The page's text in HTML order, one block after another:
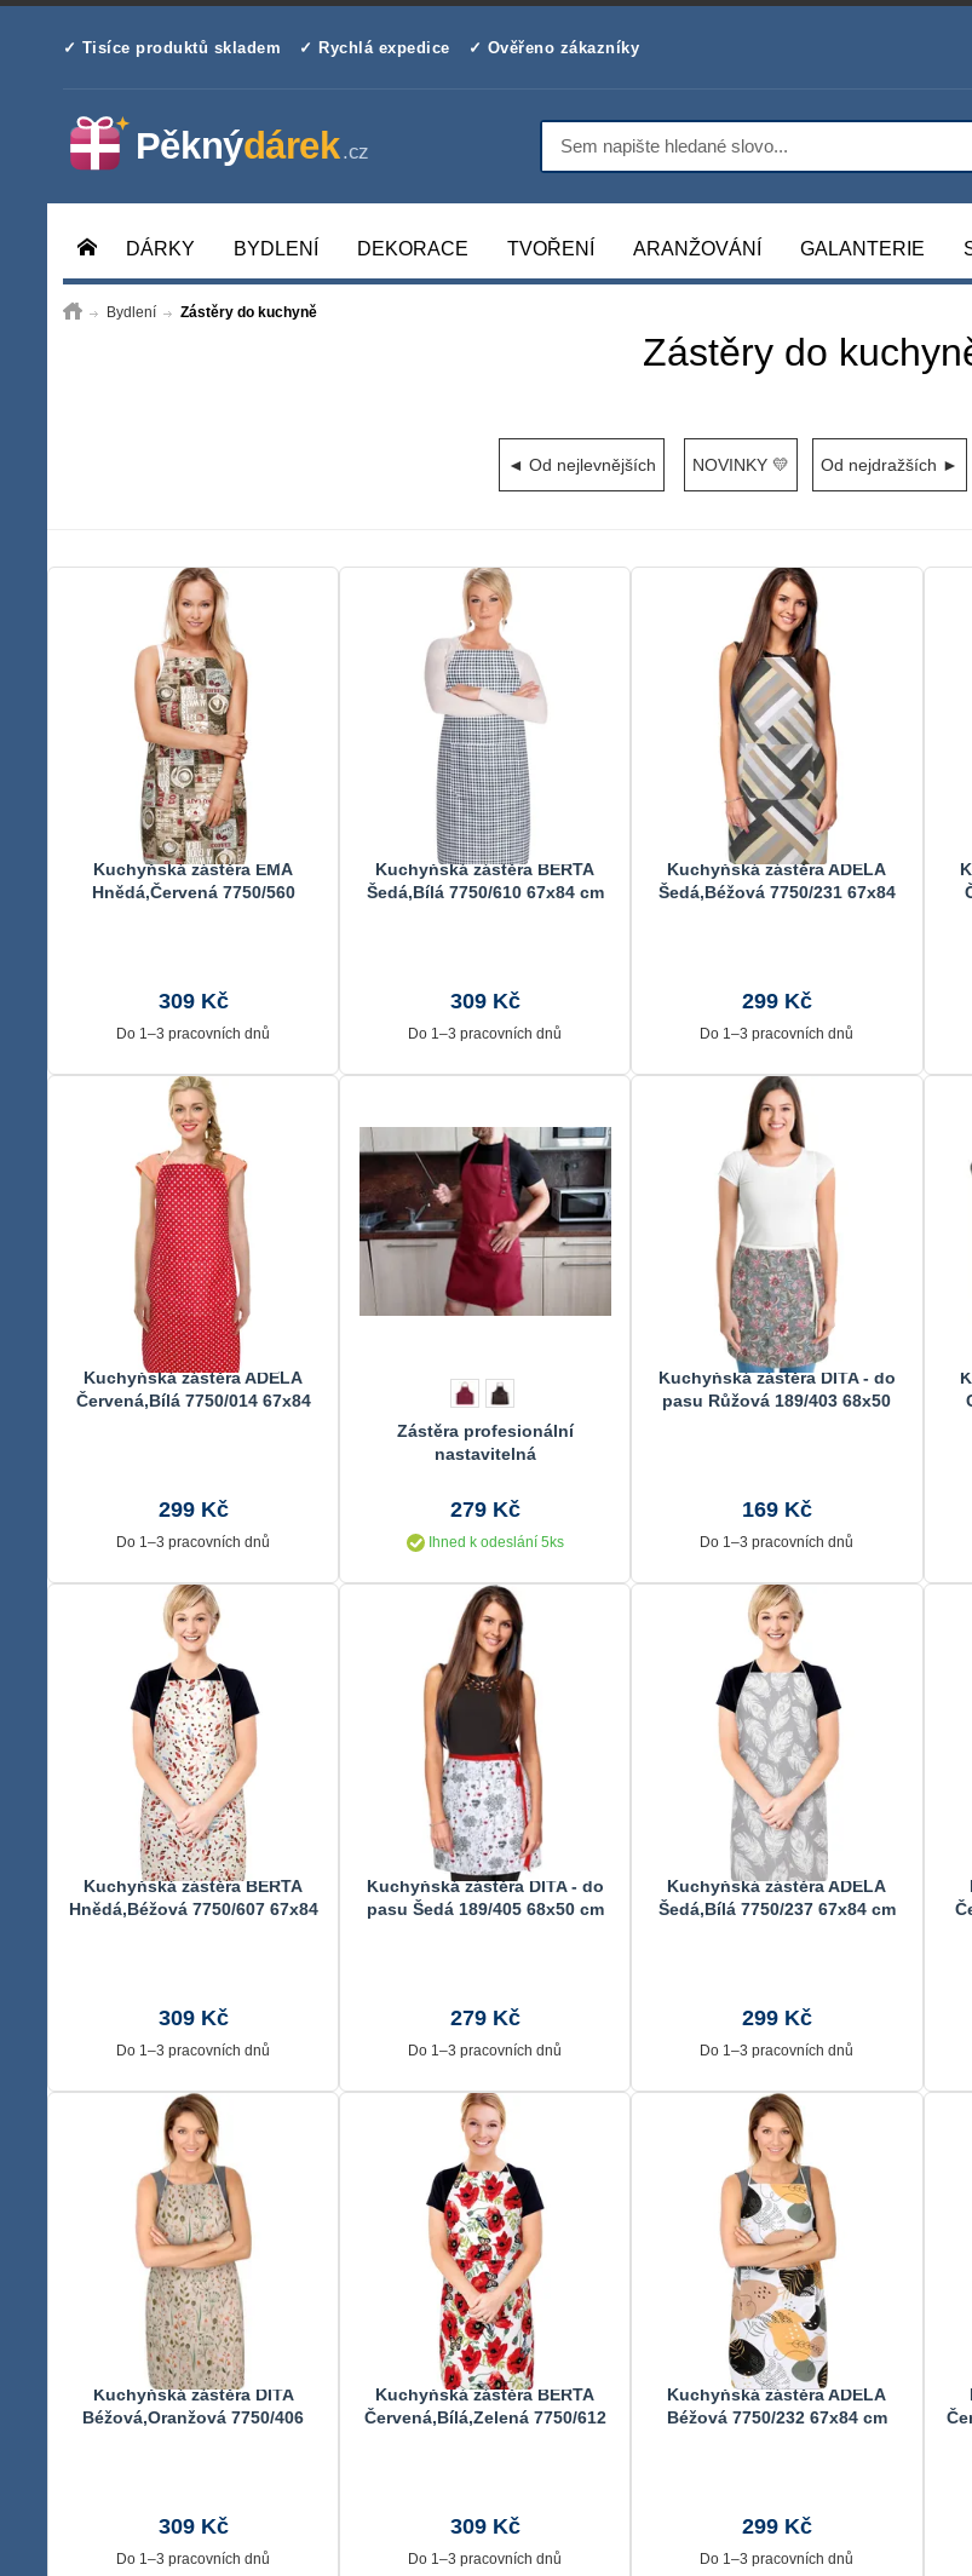
✓ Tisíce produktů skladem ✓ Rychlá expedice ✓ Ověřeno zákazníky
DÁRKY BYDLENÍ DEKORACE TVOŘENÍ ARANŽOVÁNÍ GALANTERIE
Bydlení Zástěry do kuchyně
Zástěry do
◄ Od nejlevnějších NOVINKY 💛 Od nejdražších ►
Kuchyňská zástěra EMA
Hnědá,Červená 7750/560
309 Kč
Do 1–3 pracovních dnů
Kuchyňská zástěra BERTA
Šedá,Bílá 7750/610 67x84 cm
309 Kč
Do 1–3 pracovních dnů
Kuchyňská zástěra ADÉLA
Šedá,Béžová 7750/231 67x84
299 Kč
Do 1–3 pracovních dnů
Kuchyňská zástěra ADÉLA
Červená,Bílá 7750/014 67x84
299 Kč
Do 1–3 pracovních dnů
Zástěra profesionální
nastavitelná
279 Kč
Ihned k odeslání 5ks
Kuchyňská zástěra DITA - do
pasu Růžová 189/403 68x50
169 Kč
Do 1–3 pracovních dnů
Kuchyňská zástěra BERTA
Hnědá,Béžová 7750/607 67x84
309 Kč
Do 1–3 pracovních dnů
Kuchyňská zástěra DITA - do
pasu Šedá 189/405 68x50 cm
279 Kč
Do 1–3 pracovních dnů
Kuchyňská zástěra ADÉLA
Šedá,Bílá 7750/237 67x84 cm
299 Kč
Do 1–3 pracovních dnů
Kuchyňská zástěra DITA
Béžová,Oranžová 7750/406
309 Kč
Do 1–3 pracovních dnů
Kuchyňská zástěra BERTA
Červená,Bílá,Zelená 7750/612
309 Kč
Do 1–3 pracovních dnů
Kuchyňská zástěra ADÉLA
Béžová 7750/232 67x84 cm
299 Kč
Do 1–3 pracovních dnů